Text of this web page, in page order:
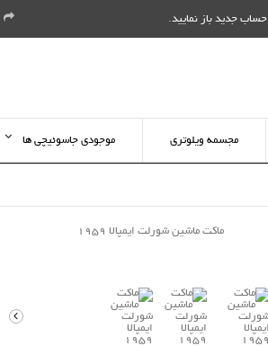
حساب جدید باز نمایید.
مجسمه ویلوتری موجودی جاسوئیچی ها